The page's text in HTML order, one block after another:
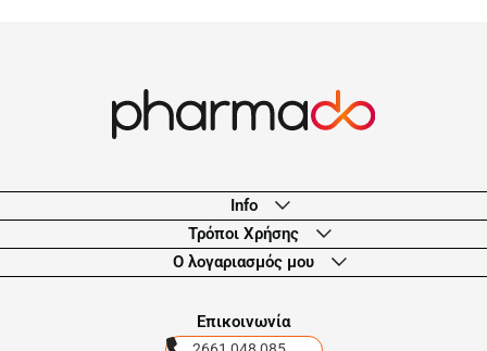
Info
Τρόποι Χρήσης
Ο λογαριασμός μου
Eπικοινωνία